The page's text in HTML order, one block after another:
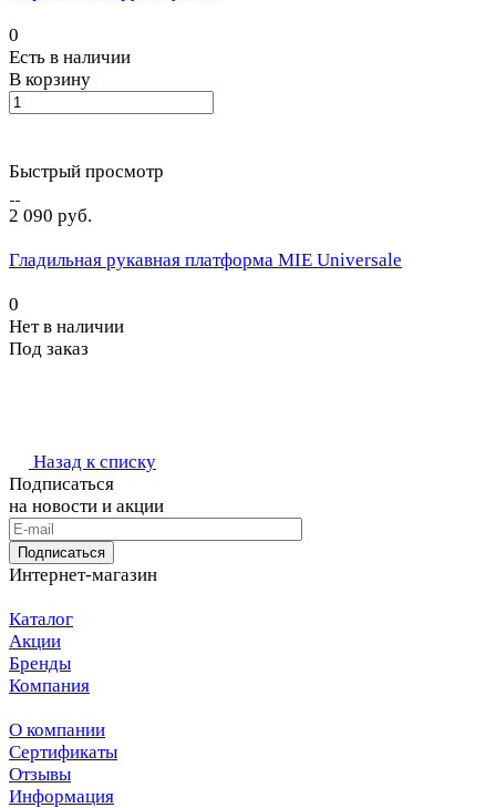
0
Есть в наличии
В корзину
Быстрый просмотр
2 090 руб.
Гладильная рукавная платформа MIE Universale
0
Нет в наличии
Под заказ
Назад к списку
Подписаться
на новости и акции
Подписаться
Интернет-магазин
Каталог
Акции
Бренды
Компания
О компании
Сертификаты
Отзывы
Информация